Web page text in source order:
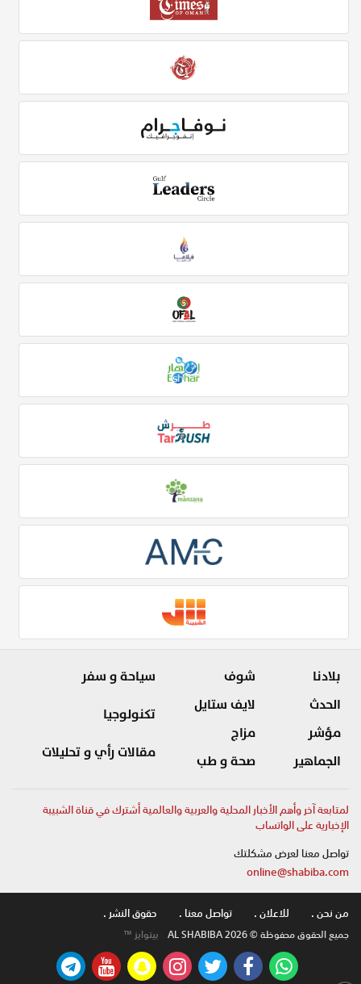
بلادنا
الحدث
مؤشر
الجماهير
شوف
لايف ستايل
مزاج
صحة و طب
سياحة و سفر
تكنولوجيا
مقالات رأي و تحليلات
لمتابعة آخر وأهم الأخبار المحلية والعربية والعالمية أشترك في قناة الشبيبة
الإخبارية على الواتساب
تواصل معنا لعرض مشكلتك
online@shabiba.com
من نحن .
للاعلان . تواصل معنا . حقوق النشر .
جميع الحقوق محفوظة © AL SHABIBA 2026 بيتوايز ™